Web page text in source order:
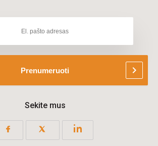
Prenumeruoti chevron_right
Sekite mus